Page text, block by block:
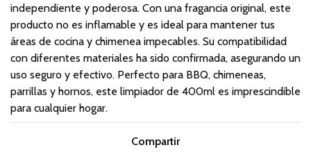
independiente y poderosa. Con una fragancia original, este
producto no es inflamable y es ideal para mantener tus
áreas de cocina y chimenea impecables. Su compatibilidad
con diferentes materiales ha sido confirmada, asegurando un
uso seguro y efectivo. Perfecto para BBQ, chimeneas,
parrillas y hornos, este limpiador de 400ml es imprescindible
para cualquier hogar.
Compartir